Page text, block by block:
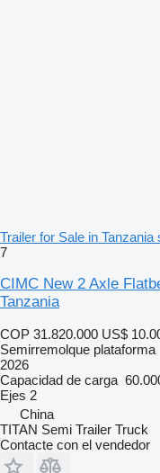
Trailer for Sale in
7
CIMC New 2 Axle
Tanzania
COP 31.820.000 US$
Semirremolque plataforma
2026
Capacidad de carga
Ejes 2
China
TITAN Semi Trailer Truck
Contacte con el vendedor